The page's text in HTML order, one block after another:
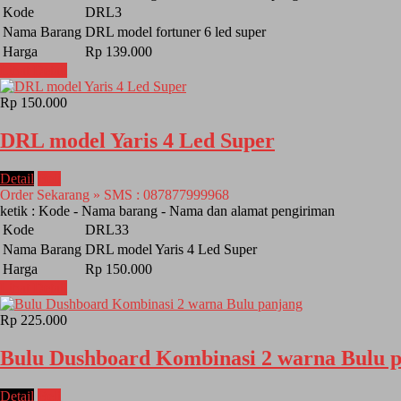
Kode
DRL3
Nama Barang DRL model fortuner 6 led super
Harga
Rp 139.000
Rp 150.000
DRL model Yaris 4 Led Super
Detail
Order Sekarang » SMS : 087877999968
ketik : Kode - Nama barang - Nama dan alamat pengiriman
Kode
DRL33
Nama Barang DRL model Yaris 4 Led Super
Harga
Rp 150.000
Rp 225.000
Bulu Dushboard Kombinasi 2 warna Bulu
Detail